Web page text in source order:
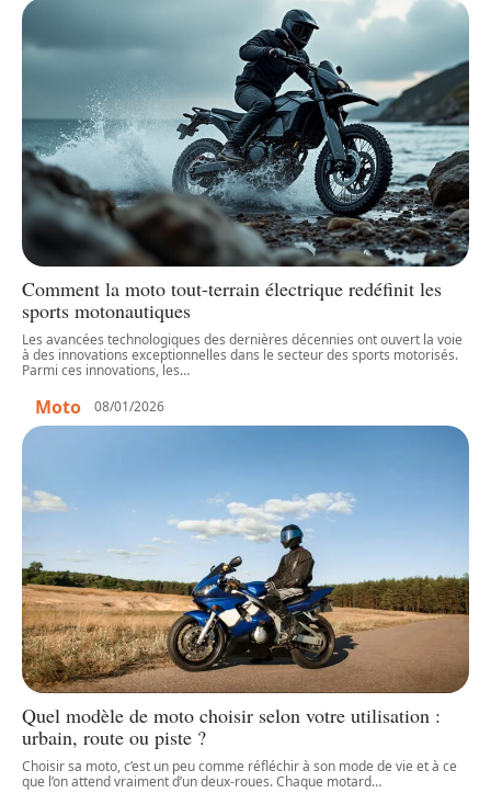
Comment la moto tout-terrain électrique redéfinit les
sports motonautiques
Les avancées technologiques des dernières décennies ont ouvert la voie
à des innovations exceptionnelles dans le secteur des sports motorisés.
Parmi ces innovations, les…
Moto 08/01/2026
Quel modèle de moto choisir selon votre utilisation :
urbain, route ou piste ?
Choisir sa moto, c’est un peu comme réfléchir à son mode de vie et à ce
que l’on attend vraiment d’un deux-roues. Chaque motard…